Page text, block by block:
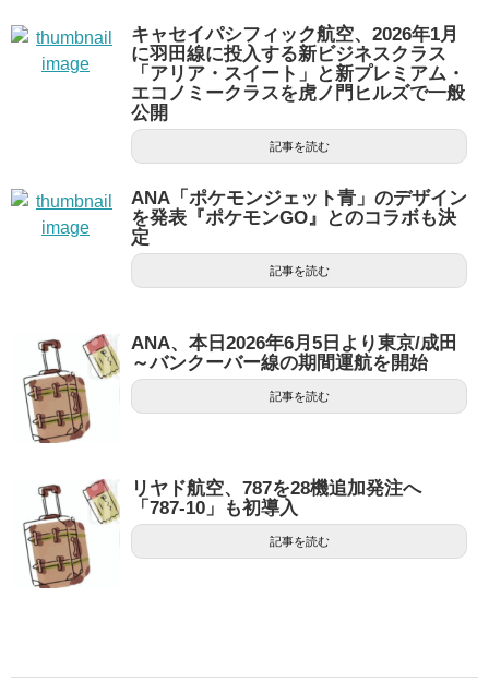
キャセイパシフィック航空、2026年1月
に羽田線に投入する新ビジネスクラス
「アリア・スイート」と新プレミアム・
エコノミークラスを虎ノ門ヒルズで一般
公開
記事を読む
ANA「ポケモンジェット青」のデザイン
を発表『ポケモンGO』とのコラボも決
定
記事を読む
ANA、本日2026年6月5日より東京/成田
～バンクーバー線の期間運航を開始
記事を読む
リヤド航空、787を28機追加発注へ
「787-10」も初導入
記事を読む